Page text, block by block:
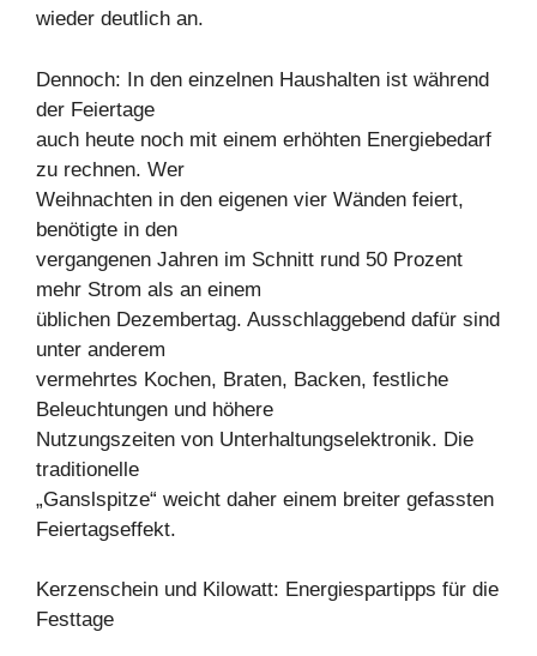
wieder deutlich an.
Dennoch: In den einzelnen Haushalten ist während
der Feiertage
auch heute noch mit einem erhöhten Energiebedarf
zu rechnen. Wer
Weihnachten in den eigenen vier Wänden feiert,
benötigte in den
vergangenen Jahren im Schnitt rund 50 Prozent
mehr Strom als an einem
üblichen Dezembertag. Ausschlaggebend dafür sind
unter anderem
vermehrtes Kochen, Braten, Backen, festliche
Beleuchtungen und höhere
Nutzungszeiten von Unterhaltungselektronik. Die
traditionelle
„Ganslspitze“ weicht daher einem breiter gefassten
Feiertagseffekt.
Kerzenschein und Kilowatt: Energiespartipps für die
Festtage